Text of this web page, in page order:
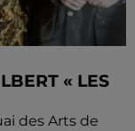
« LES
des Arts de